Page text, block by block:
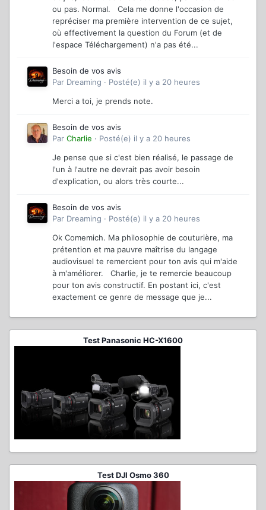
ou pas. Normal. Cela me donne l'occasion de
repréciser ma première intervention de ce sujet,
où effectivement la question du Forum (et de
l'espace Téléchargement) n'a pas été...
Besoin de vos avis
Par Dreaming · Posté(e) il y a 20 heures
Merci a toi, je prends note.
Besoin de vos avis
Par Charlie · Posté(e) il y a 20 heures
Je pense que si c'est bien réalisé, le passage de
l'un à l'autre ne devrait pas avoir besoin
d'explication, ou alors très courte...
Besoin de vos avis
Par Dreaming · Posté(e) il y a 20 heures
Ok Comemich. Ma philosophie de couturière, ma
prétention et ma pauvre maîtrise du langage
audiovisuel te remercient pour ton avis qui m'aide
à m'améliorer. Charlie, je te remercie beaucoup
pour ton avis constructif. En postant ici, c'est
exactement ce genre de message que je...
Test Panasonic HC-X1600
Test DJI Osmo 360